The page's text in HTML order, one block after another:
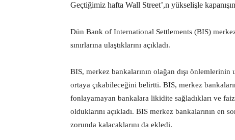
Geçtiğimiz hafta Wall Street’,n yükselişle
Dün Bank of International Settlements (BIS)
sınırlarına ulaştıklarını açıkladı.
BIS, merkez bankalarının olağan dışı
ortaya çıkabileceğini belirtti. BIS, merkez
fonlayamayan bankalara likidite sağladıkları ve
olduklarını açıkladı. BIS merkez bankalarının en
zorunda kalacaklarını da ekledi.